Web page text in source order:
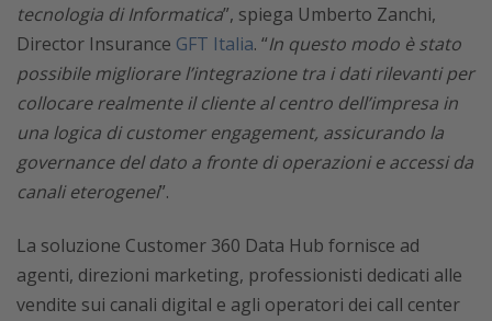
tecnologia di Informatica”, spiega Umberto Zanchi,
Director Insurance GFT Italia. “In questo modo è stato
possibile migliorare l’integrazione tra i dati rilevanti per
collocare realmente il cliente al centro dell’impresa in
una logica di customer engagement, assicurando la
governance del dato a fronte di operazioni e accessi da
canali eterogenei”.
La soluzione Customer 360 Data Hub fornisce ad
agenti, direzioni marketing, professionisti dedicati alle
vendite sui canali digital e agli operatori dei call center